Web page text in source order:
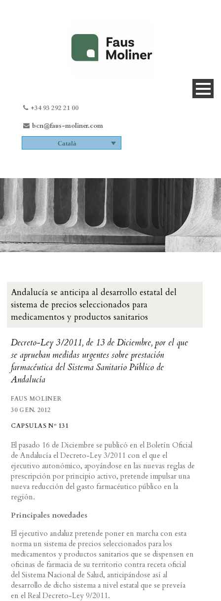
+34 93 292 21 00
bcn@faus-moliner.com
Català
Andalucía se anticipa al desarrollo estatal del
sistema de precios seleccionados para
medicamentos y productos sanitarios
Decreto-Ley 3/2011, de 13 de Diciembre, por el que
se aprueban medidas urgentes sobre prestación
farmacéutica del Sistema Sanitario Público de
Andalucía
FAUS MOLINER
30 GEN. 2012
CAPSULAS Nº 131
El pasado 16 de Diciembre se publicó en el Boletín Oficial
de Andalucía el Decreto-Ley 3/2011 con el que el
ejecutivo autonómico, apoyándose en las nuevas reglas de
prescripción por principio activo, pretende impulsar una
nueva reducción del gasto farmacéutico público en la
región.
Principales novedades
El ejecutivo andaluz pretende poner en marcha con esta
norma un sistema de precios seleccionados para los
medicamentos y productos sanitarios que se dispensen en
oficinas de farmacia de su territorio contra receta oficial
del Sistema Nacional de Salud, anticipándose así al
desarrollo de dicho sistema a nivel estatal que se preveía
en el Real Decreto-Ley 9/2011.